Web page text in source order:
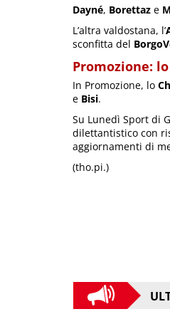
Dayné, Borettaz e
L’altra valdostana, l’
sconfitta del
Promozione:
In Promozione, lo
e Bisi.
Su Lunedì Sport di
dilettantistico con
aggiornamenti di
(tho.pi.)